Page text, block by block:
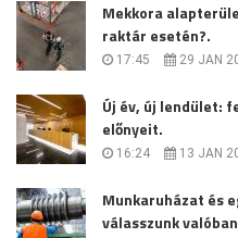
Mekkora
raktár esetén?.
17:45 29 JAN
Új év, új lendület:
előnyeit.
16:24 13 JAN
Munkaruházat és
válasszunk